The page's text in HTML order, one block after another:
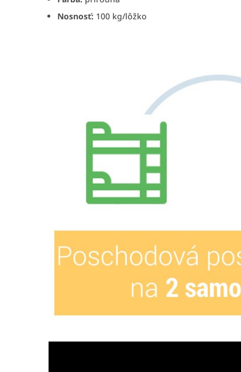
Nosnosť: 100 kg/lôžko